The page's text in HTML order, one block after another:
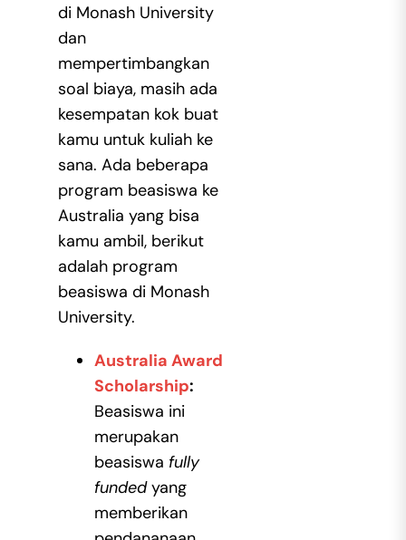
di Monash University
dan
mempertimbangkan
soal biaya, masih ada
kesempatan kok buat
kamu untuk kuliah ke
sana. Ada beberapa
program beasiswa ke
Australia yang bisa
kamu ambil, berikut
adalah program
beasiswa di Monash
University.
Australia Award
Scholarship:
Beasiswa ini
merupakan
beasiswa fully
fundedyang
memberikan